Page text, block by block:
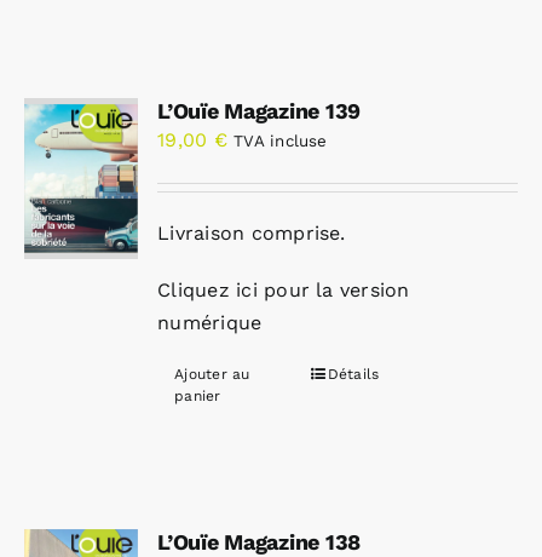
L’Ouïe Magazine 139
19,00 € TVA incluse
Livraison comprise.
Cliquez ici pour la version
numérique
Ajouter au
panier
Détails
L’Ouïe Magazine 138